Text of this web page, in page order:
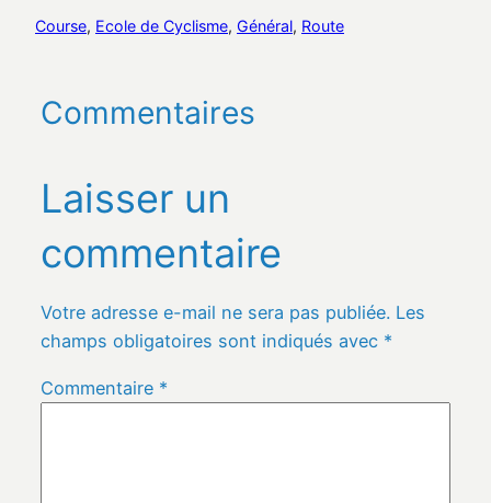
Course, Ecole de Cyclisme, Général, Route
Commentaires
Laisser un
commentaire
Votre adresse e-mail ne sera pas publiée. Les
champs obligatoires sont indiqués avec *
Commentaire *